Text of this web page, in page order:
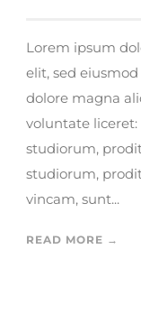
Lorem ipsum
elit, sed
dolore magna
voluntate liceret:
studiorum,
studiorum,
vincam, sunt...
READ MORE →